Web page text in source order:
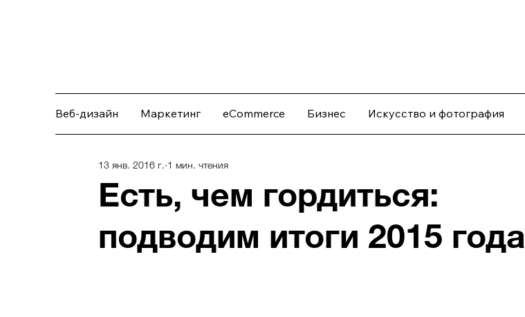
Веб-дизайн Маркетинг eCommerce Бизнес Искусство и фотография
Есть, чем гордиться:
подводим итоги 2015 года
13 янв. 2016 г. 1 мин. чтения